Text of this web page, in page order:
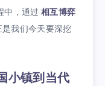
中，通过相互博弈
我们今天要深挖
小镇到当代